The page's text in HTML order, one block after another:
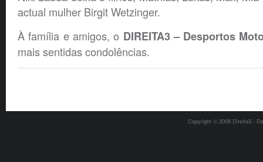
actual mulher Birgit Wetzinger.
À família e amigos, o DIREITA3 – Desportos
mais sentidas condolências.
Copyright © 2008 Direita3 -